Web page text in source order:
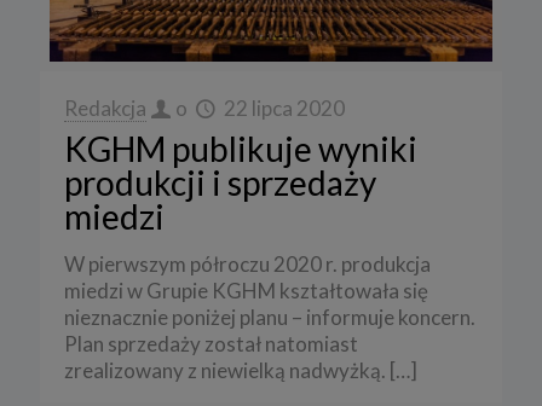
Redakcja o 22 lipca 2020
KGHM publikuje wyniki
produkcji i sprzedaży
miedzi
W pierwszym półroczu 2020 r. produkcja
miedzi w Grupie KGHM kształtowała się
nieznacznie poniżej planu – informuje koncern.
Plan sprzedaży został natomiast
zrealizowany z niewielką nadwyżką. […]